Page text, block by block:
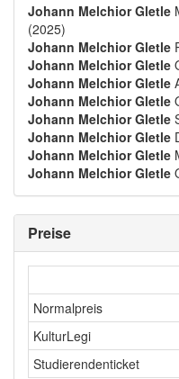
Johann Melchior Gletle
(2025)
Johann Melchior Gletle
Johann Melchior Gletle
Johann Melchior Gletle
Johann Melchior Gletle
Johann Melchior Gletle
Johann Melchior Gletle
Johann Melchior Gletle
Johann Melchior Gletle
Preise
Normalpreis
KulturLegi
Studierendenticket